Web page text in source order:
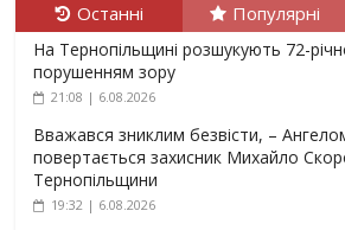
Останні Популярні
На Тернопільщині розшукують 72-
порушенням зору
21:08 | 6.08.2026
Вважався зниклим безвісти, –
повертається захисник Михайло
Тернопільщини
19:32 | 6.08.2026